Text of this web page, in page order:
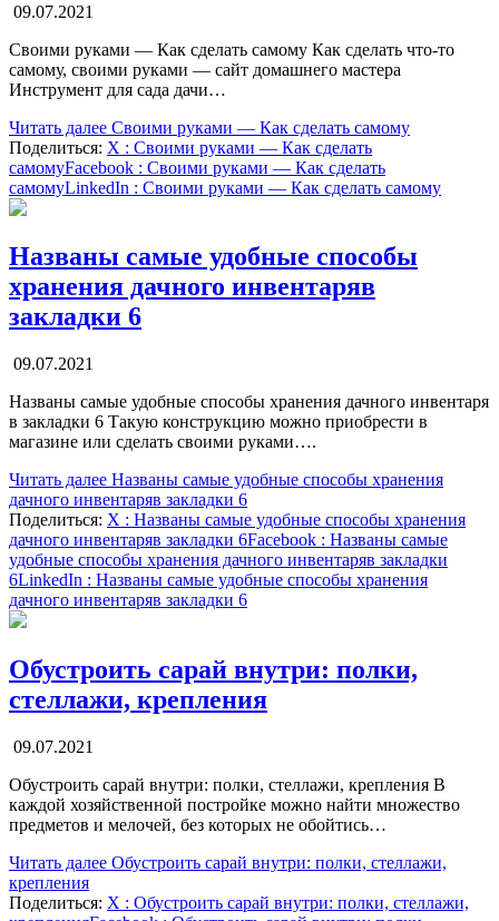
09.07.2021
Своими руками — Как сделать самому Как сделать что-то
самому, своими руками — сайт домашнего мастера
Инструмент для сада дачи…
Читать далее Своими руками — Как сделать самому
Поделиться: X : Своими руками — Как сделать
самомуFacebook : Своими руками — Как сделать
самомуLinkedIn : Своими руками — Как сделать самому
Названы самые удобные способы
хранения дачного инвентаряв
закладки 6
09.07.2021
Названы самые удобные способы хранения дачного инвентаря
в закладки 6 Такую конструкцию можно приобрести в
магазине или сделать своими руками….
Читать далее Названы самые удобные способы хранения
дачного инвентаряв закладки 6
Поделиться: X : Названы самые удобные способы хранения
дачного инвентаряв закладки 6Facebook : Названы самые
удобные способы хранения дачного инвентаряв закладки
6LinkedIn : Названы самые удобные способы хранения
дачного инвентаряв закладки 6
Обустроить сарай внутри: полки,
стеллажи, крепления
09.07.2021
Обустроить сарай внутри: полки, стеллажи, крепления В
каждой хозяйственной постройке можно найти множество
предметов и мелочей, без которых не обойтись…
Читать далее Обустроить сарай внутри: полки, стеллажи,
крепления
Поделиться: X : Обустроить сарай внутри: полки, стеллажи,